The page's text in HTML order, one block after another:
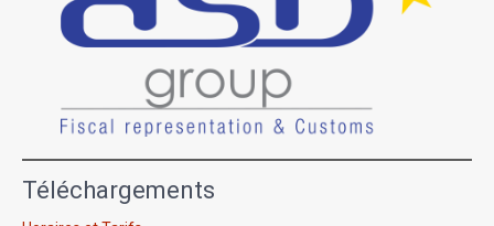
Téléchargements